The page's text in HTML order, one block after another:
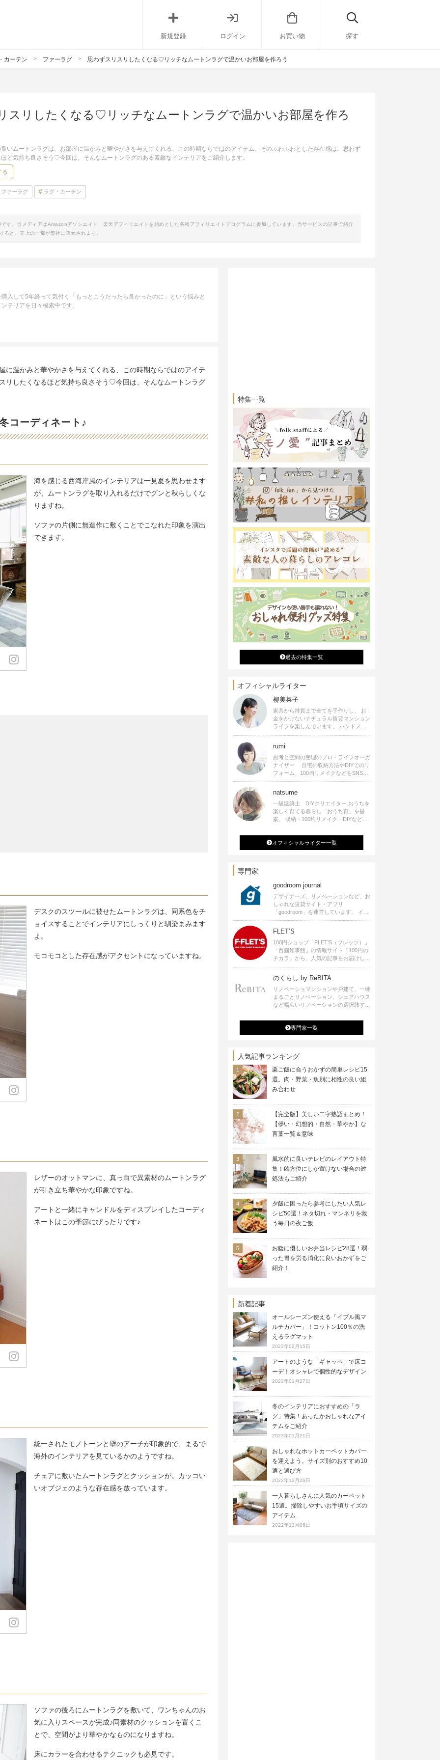
新規登録 ログイン お買い物 探す
カーテン ファーラグ 思わずスリスリしたくなる♡リッチなムートンラグで温かいお部屋を作ろう
スリしたくなる♡リッチなムートンラグで温かいお部屋を作ろ
いムートンラグは、お部屋に温かみと華やかさを与えてくれる、この時期ならではのアイテム。そのふわふわとした存在感は、思わず
ど気持ち良さそう♡今回は、そんなムートンラグのある素敵なインテリアをご紹介します。
る
ファーラグ ラグ・カーテン
す。当メディアはAmazonアソシエイト、楽天アフィリエイトを始めとした各種アフィリエイトプログラムに参加しています。当サービスの記事で紹介
ると、売上の一部が弊社に還元されます。
入して5年経って気付く「もっとこうだったら良かったのに」という悩みと
テリアを日々模索中です。
に温かみと華やかさを与えてくれる、この時期ならではのアイテ
リしたくなるほど気持ち良さそう♡今回は、そんなムートンラグ
コーディネート♪
海を感じる西海岸風のインテリアは一見夏を思わせます
が、ムートンラグを取り入れるだけでグンと秋らしくな
りますね。
ソファの片側に無造作に敷くことでこなれた印象を演出
できます。
デスクのスツールに被せたムートンラグは、同系色をチ
ョイスすることでインテリアにしっくりと馴染まみます
よ。
モコモコとした存在感がアクセントになっていますね。
レザーのオットマンに、真っ白で異素材のムートンラグ
が引き立ち華やかな印象ですね。
アートと一緒にキャンドルをディスプレイしたコーディ
ネートはこの季節にぴったりです♪
統一されたモノトーンと壁のアーチが印象的で、まるで
海外のインテリアを見ているかのようですね。
チェアに敷いたムートンラグとクッションが。カッコい
いオブジェのような存在感を放っています。
ソファの後ろにムートンラグを敷いて、ワンちゃんのお
気に入りスペースが完成♪同素材のクッションを置くこ
とで、空間がより華やかなものになりますね。
床にカラーを合わせるテクニックも必見です。
特集一覧
過去の特集一覧
オフィシャルライター
柳美菜子
家具から雑貨まで全てを手作りし、 お
金をかけないナチュラル賃貸マンション
ライフを楽しんでいます。 ハンドメイ
ド雑貨やインテリアに関する著書も出
ます。
rumi
思考と空間の整理のプロ・ライフオーガ
ナイザー 自宅の収納方法やDIYでのリ
フォーム、100均リメイクなどをSNSで
公開中。 収納やリメイク、インテリア
シピ提供、店舗プロデュース 2016年９
月に宝島社より【Rumiのおうち時間を
楽しむインテリア】を出版しました。
natsume
一級建築士 DIYクリエイター おうちを
楽しく育てる暮らし「おうち育」を提
案。 収納・100均リメイク・DIYなどお
発信中。 著書 なつめさんちの新しい
のになつかしいアンティークな部屋つく
り 雑誌掲載・TV出演・コラム執筆・
オフィシャルライター一覧
専門家
goodroom journal
デザイナーズ、リノベーションなど、お
しゃれな賃貸サイト・アプリ
「goodroom」を運営しています。 イン
テリアや、ひとり暮らし、ふたり暮らし
のアイディアなど、賃貸でも自分らしい
暮らしを楽しむためのヒントをお届けし
ます。
FLET’S
100円ショップ「FLET’S（フレッツ）」
「百圓領事館」の情報サイト『100円の
チカラ』から、人気の記事をお届けしま
す。
のくらし by ReBITA
リノベーショマンションや戸建て、一棟
まるごとリノベーション、シェアハウス
など幅広いリノベーションの選択肢すべ
ジ・シェアスペースなど、「住む」だけ
ではなく「働く」「遊ぶ」「学ぶ」「旅
する」といった領域でも、暮らしや生き
専門家一覧
人気記事ランキング
栗ご飯に合うおかずの簡単レシピ15
選。肉・野菜・魚別に相性の良い組
み合わせ
【完全版】美しい二字熟語まとめ！
【儚い・幻想的・自然・華やか】な
言葉一覧＆意味
風水的に良いテレビのレイアウト特
集！凶方位にしか置けない場合の対
処法もご紹介
夕飯に困ったら参考にしたい人気レ
シピ50選！ネタ切れ・マンネリを救
う毎日の夜ご飯
お腹に優しいお弁当レシピ28選！弱
った胃を労る消化に良いおかずをご
紹介！
新着記事
オールシーズン使える「イブル風マ
ルチカバー」！コットン100％の洗
えるラグマット
2023年02月15日
アートのような「ギャッベ」で床コ
ーデ！オシャレで個性的なデザイン
2023年01月27日
冬のインテリアにおすすめの「ラ
グ」特集！あったかおしゃれなアイ
テムをご紹介
2023年01月21日
おしゃれなホットカーペットカバー
を迎えよう。サイズ別のおすすめ10
選と選び方
2022年12月26日
一人暮らしさんに人気のカーペット
15選。掃除しやすいお手頃サイズの
アイテム
2022年12月06日